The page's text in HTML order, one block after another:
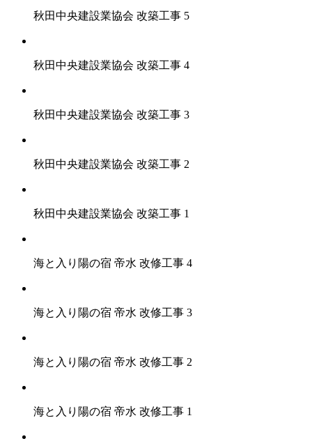
秋田中央建設業協会 改築工事 5
秋田中央建設業協会 改築工事 4
秋田中央建設業協会 改築工事 3
秋田中央建設業協会 改築工事 2
秋田中央建設業協会 改築工事 1
海と入り陽の宿 帝水 改修工事 4
海と入り陽の宿 帝水 改修工事 3
海と入り陽の宿 帝水 改修工事 2
海と入り陽の宿 帝水 改修工事 1